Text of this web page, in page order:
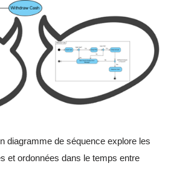
diagramme de séquence explore les
et ordonnées dans le temps entre